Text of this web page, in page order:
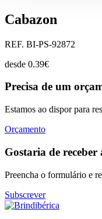
Cabazon
REF. BI-PS-92872
desde 0.39€
Precisa de um
Estamos ao dispor para
Orçamento
Gostaria de receber
Preencha o formulário e
Subscrever